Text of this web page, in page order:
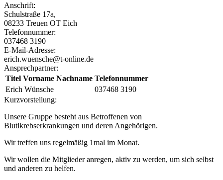
Anschrift:
Schulstraße 17a,
08233 Treuen OT Eich
Telefonnummer:
037468 3190
E-Mail-Adresse:
erich.wuensche@t-online.de
Ansprechpartner:
Titel Vorname Nachname Telefonnummer
Erich Wünsche
037468 3190
Kurzvorstellung:
Unsere Gruppe besteht aus Betroffenen von
Blutlkrebserkrankungen und deren Angehörigen.
Wir treffen uns regelmäßig 1mal im Monat.
Wir wollen die Mitglieder anregen, aktiv zu werden, um sich selbst
und anderen zu helfen.